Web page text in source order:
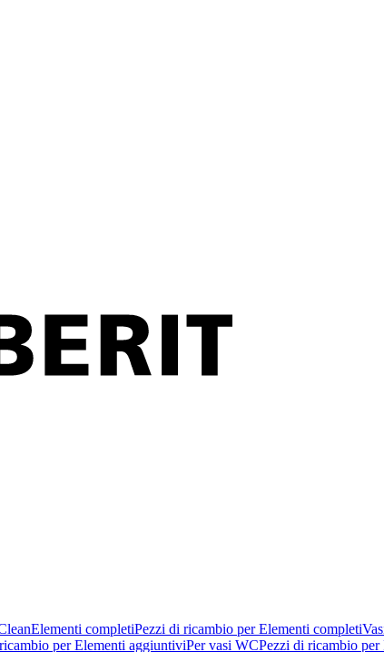
Elementi completiPezzi di ricambio per Elementi completi
per Elementi aggiuntiviPer vasi WCPezzi di ricambio per